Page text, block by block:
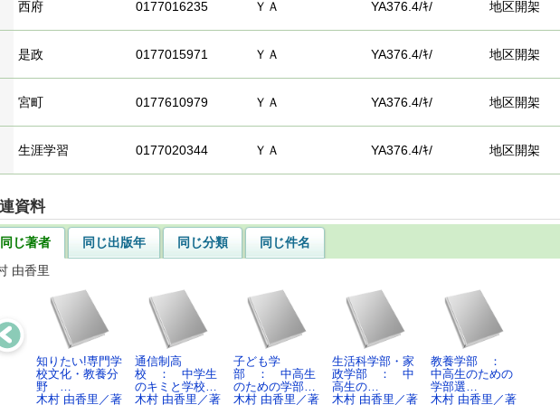
西府 0177016235 ＹＡ YA376.4/ｷ/ 地区開架
是政 0177015971 ＹＡ YA376.4/ｷ/ 地区開架
宮町 0177610979 ＹＡ YA376.4/ｷ/ 地区開架
生涯学習 0177020344 ＹＡ YA376.4/ｷ/ 地区開架
資料
同じ著者 同じ出版年 同じ分類
同じ件名
由香里
知りたい!専門学
校文化・教養分
野 …
木村 由香里／著
通信制高
校 ： 中学生
のキミと学校…
木村 由香里／著
子ども学
部 ： 中高生
のための学部…
木村 由香里／著
生活科学部・家
政学部 ： 中
高生の…
木村 由香里／著
教養学部 ：
中高生のための
学部選…
木村 由香里／著